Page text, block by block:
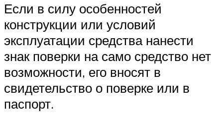
Если в силу особенностей
конструкции или условий
эксплуатации средства нанести
знак поверки на само средство нет
возможности, его вносят в
свидетельство о поверке или в
паспорт.